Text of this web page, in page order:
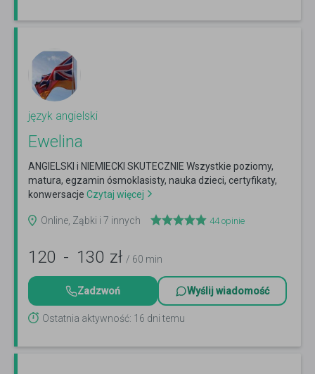
język angielski
Ewelina
ANGIELSKI i NIEMIECKI SKUTECZNIE Wszystkie poziomy,
matura, egzamin ósmoklasisty, nauka dzieci, certyfikaty,
konwersacje Czytaj więcej
Online, Ząbki i 7 innych 44opinie
120 - 130 zł / 60 min
Zadzwoń Wyślij wiadomość
Ostatnia aktywność: 16 dni temu